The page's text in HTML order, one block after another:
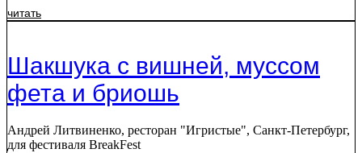
читать
Шакшука с вишней, муссом
фета и бриошь
Андрей Литвиненко, ресторан "Игристые", Санкт-Петербург,
для фестиваля BreakFest